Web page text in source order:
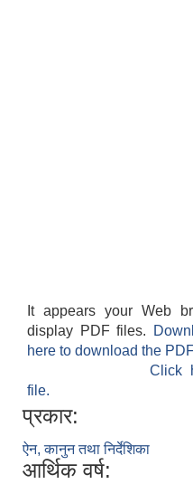
It appears your Web
display PDF files.
here to download the
Click
file.
प्रकार:
ऐन, कानुन तथा निर्देशिका
आर्थिक वर्ष: